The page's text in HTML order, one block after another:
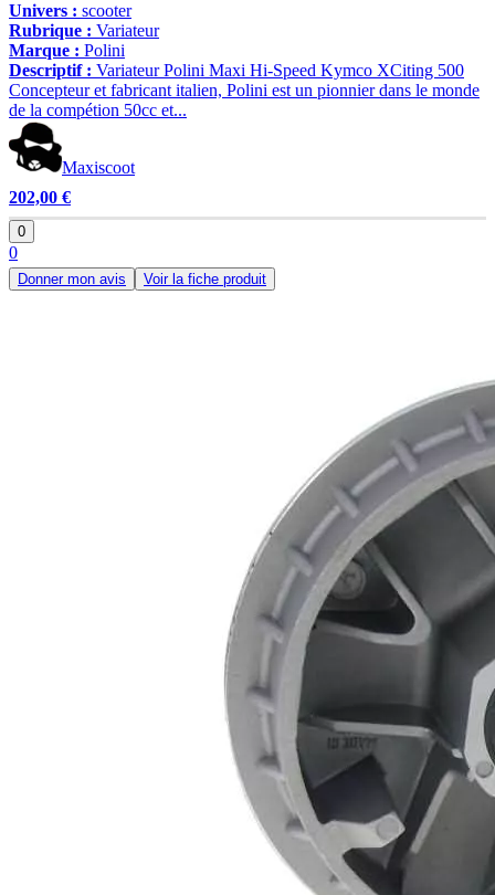
Univers : scooter
Rubrique : Variateur
Marque : Polini
Descriptif : Variateur Polini Maxi Hi-Speed Kymco XCiting 500
Concepteur et fabricant italien, Polini est un pionnier dans le monde
de la compétion 50cc et...
Maxiscoot
202,00 €
0
0
Donner mon avis Voir la fiche produit